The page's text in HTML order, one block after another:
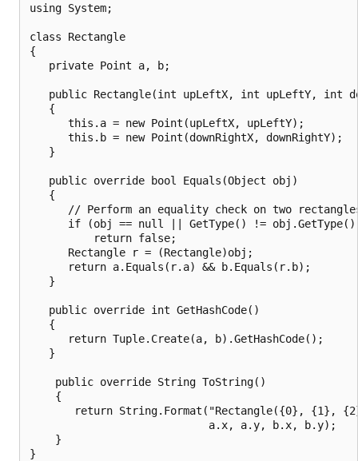
using System;
class Rectangle
{
   private Point a, b;
public Rectangle(int upLeftX, int upLeftY, int
   {
      this.a = new Point(upLeftX, upLeftY);
      this.b = new Point(downRightX, downRightY);
   }
   public override bool Equals(Object obj)
   {
// Perform an equality check on two
if (obj == null || GetType() !=
          return false;
      Rectangle r = (Rectangle)obj;
      return a.Equals(r.a) && b.Equals(r.b);
   }
   public override int GetHashCode()
   {
      return Tuple.Create(a, b).GetHashCode();
   }
    public override String ToString()
    {
return String.Format("Rectangle({0}, {1},
                            a.x, a.y, b.x, b.y);
    }
}